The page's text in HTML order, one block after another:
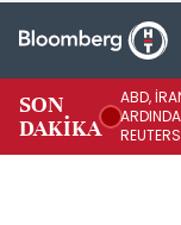
SON
DAKİKA
ABD,
REUTERS